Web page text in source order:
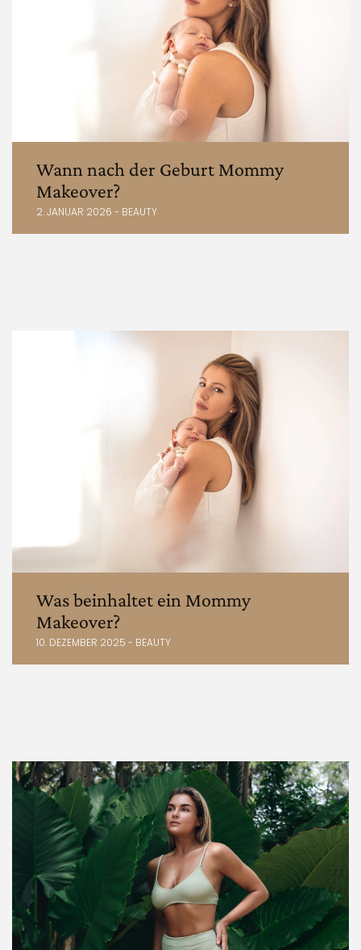
Wann nach der Geburt Mommy
Makeover?
2. JANUAR 2026 - BEAUTY
Was beinhaltet ein Mommy
Makeover?
10. DEZEMBER 2025 - BEAUTY